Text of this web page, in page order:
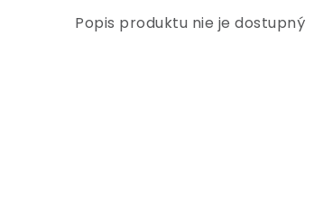
Popis produktu nie je dostupný